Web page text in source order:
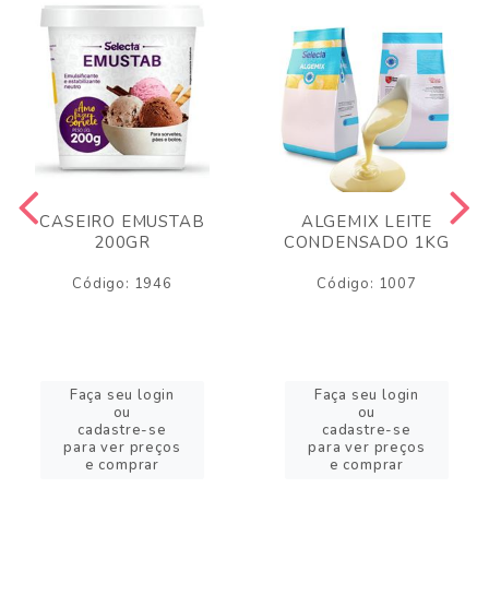
CASEIRO EMUSTAB
200GR
Código: 1946
Faça seu login
ou
cadastre-se
para ver preços
e comprar
ALGEMIX LEITE
CONDENSADO 1KG
Código: 1007
Faça seu login
ou
cadastre-se
para ver preços
e comprar